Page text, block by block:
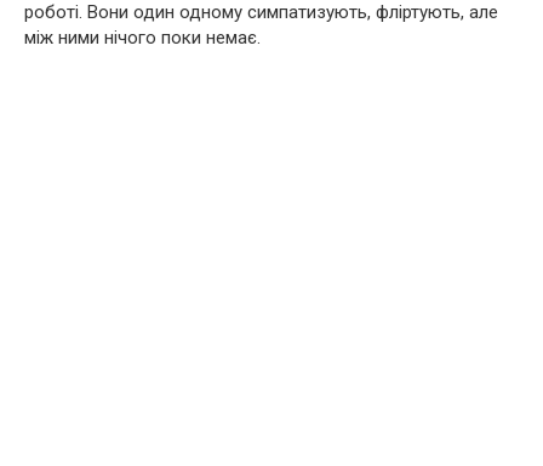
роботі. Вони один одному симпатизують, фліртують, але
між ними нічого поки немає.